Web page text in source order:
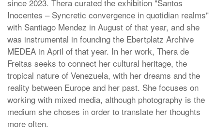
since 2023. Thera curated the exhibition "Santos
Inocentes – Syncretic convergence in quotidian realms"
with Santiago Mendez in August of that year, and she
was instrumental in founding the Ebertplatz Archive
MEDEA in April of that year. In her work, Thera de
Freitas seeks to connect her cultural heritage, the
tropical nature of Venezuela, with her dreams and the
reality between Europe and her past. She focuses on
working with mixed media, although photography is the
medium she choses in order to translate her thoughts
more often.